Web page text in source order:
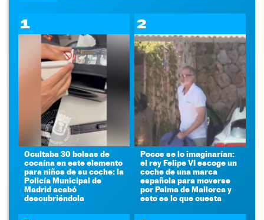
1
Ocultaba 30 bolsas de
cocaína en este elemento
para niños de su coche: la
Policía Municipal de
Madrid acabó
descubriéndola
2
Pocos se lo imaginarían:
el rey Felipe VI escoge un
coche de una marca
española para moverse
por Palma de Mallorca y
esto es lo que cuesta